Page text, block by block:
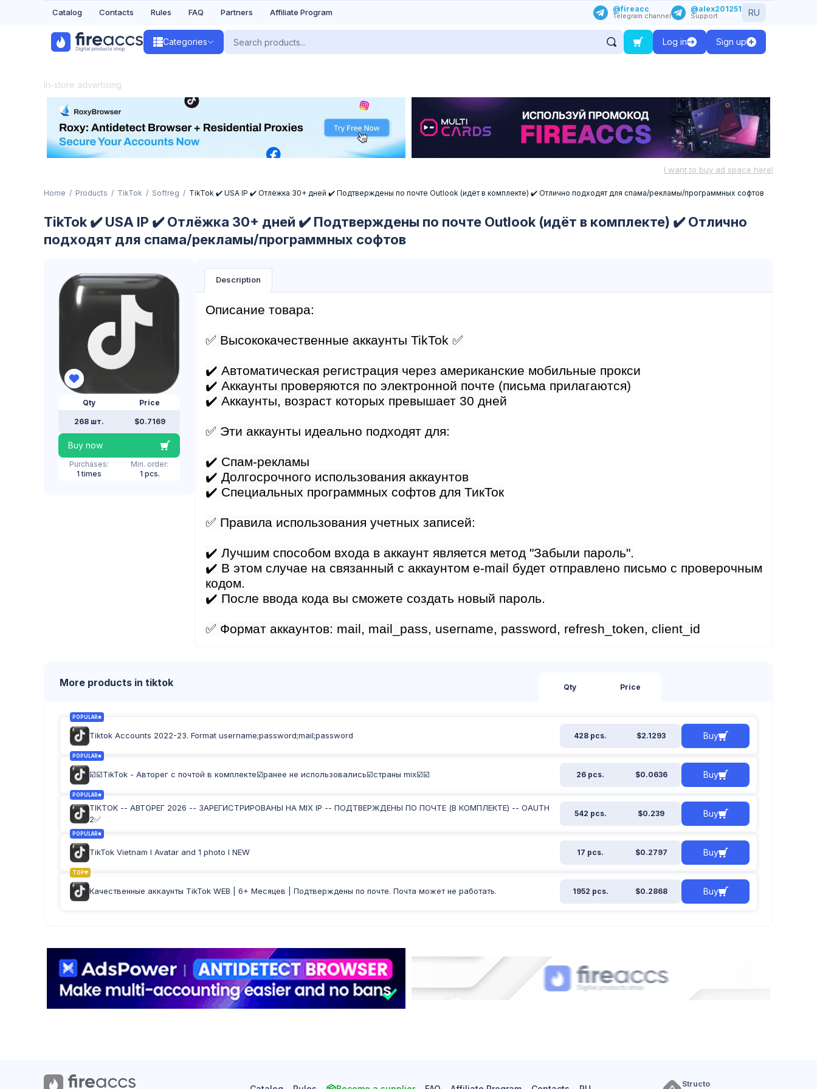
Catalog Contacts Rules FAQ Partners Affiliate Program @fireacc
Telegram channel
@alex201251
Support RU
Categories Log in Sign up
In-store advertising
I want to buy ad space here!
Home Products TikTok Softreg TikTok ✔️ USA IP ✔️ Отлёжка 30+ дней ✔️ Подтверждены по почте Outlook (идёт в комплекте) ✔️ Отлично подходят для спама/рекламы/программных софтов
TikTok ✔️ USA IP ✔️ Отлёжка 30+ дней ✔️ Подтверждены по почте Outlook (идёт в комплекте) ✔️ Отлично
подходят для спама/рекламы/программных софтов
Qty
268 шт.
Price
$0.7169
Buy now
Purchases:
1 times
Min. order:
1 pcs.
Description
Описание товара:
✅ Высококачественные аккаунты TikTok ✅
✔️ Автоматическая регистрация через американские мобильные прокси
✔️ Аккаунты проверяются по электронной почте (письма прилагаются)
✔️ Аккаунты, возраст которых превышает 30 дней
✅ Эти аккаунты идеально подходят для:
✔️ Спам-рекламы
✔️ Долгосрочного использования аккаунтов
✔️ Специальных программных софтов для ТикТок
✅ Правила использования учетных записей:
✔️ Лучшим способом входа в аккаунт является метод "Забыли пароль".
✔️ В этом случае на связанный с аккаунтом e-mail будет отправлено письмо с проверочным
кодом.
✔️ После ввода кода вы сможете создать новый пароль.
✅ Формат аккаунтов: mail, mail_pass, username, password, refresh_token, client_id
More products in tiktok Qty Price
POPULAR
Tiktok Accounts 2022-23. Format username;password;mail;password 428 pcs. $2.1293 Buy
POPULAR
☑️☑️TikTok - Авторег с почтой в комплекте☑️ранее не использовались☑️страны mix☑️☑️ 26 pcs. $0.0636 Buy
POPULAR
TIKTOK -- АВТОРЕГ 2026 -- ЗАРЕГИСТРИРОВАНЫ НА MIX IP -- ПОДТВЕРЖДЕНЫ ПО ПОЧТЕ (В КОМПЛЕКТЕ) -- OAUTH
2✅
542 pcs. $0.239 Buy
POPULAR
TikTok Vietnam I Avatar and 1 photo I NEW 17 pcs. $0.2797 Buy
TOP
Качественные аккаунты TikTok WEB | 6+ Месяцев | Подтверждены по почте. Почта может не работать. 1952 pcs. $0.2868 Buy
Structo